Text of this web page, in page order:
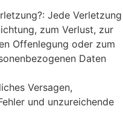
Jede Verletzung
zum Verlust, zur
Offenlegung oder zum
Daten
Versagen,
und unzureichende